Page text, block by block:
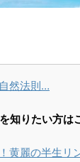
然法則…
知りたい方は
黄麗の半生リ